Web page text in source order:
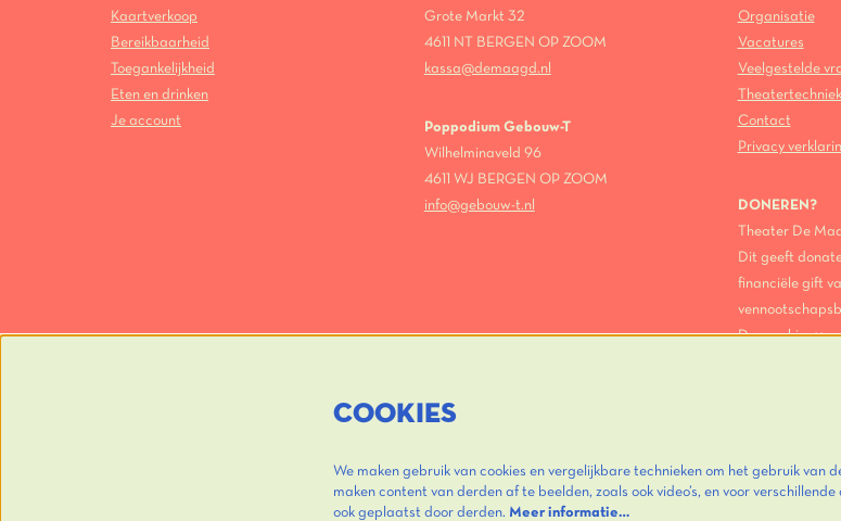
Kaartverkoop
Bereikbaarheid
Toegankelijkheid
Eten en drinken
Je account
Grote Markt 32
4611 NT BERGEN OP ZOOM
kassa@demaagd.nl
Poppodium Gebouw-T
Wilhelminaveld 96
4611 WJ BERGEN OP ZOOM
info@gebouw-t.nl
Organisatie
Vacatures
Veelgestelde
Theatertechniek
Contact
Privacy
DONEREN?
Theater De
Dit geeft
financiële gift
Doneer hier >>
COOKIES
We maken gebruik van cookies en vergelijkbare technieken om het gebruik van
maken content van derden af te beelden, zoals ook video’s, en voor
ook geplaatst door derden. Meer informatie…